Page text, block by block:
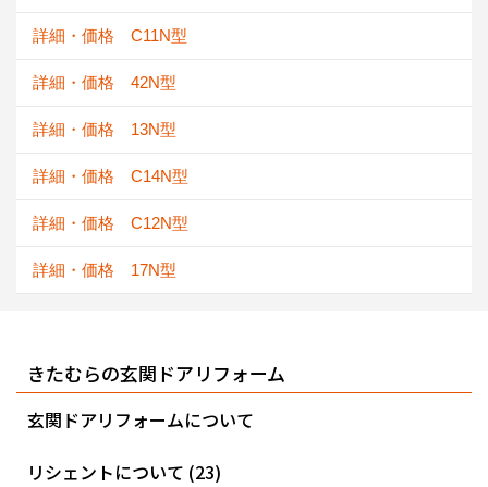
詳細・価格 C11N型
詳細・価格 42N型
詳細・価格 13N型
詳細・価格 C14N型
詳細・価格 C12N型
詳細・価格 17N型
きたむらの玄関ドアリフォーム
玄関ドアリフォームについて
リシェントについて (23)